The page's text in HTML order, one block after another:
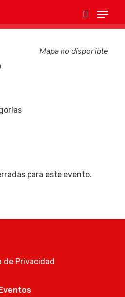
to close
Mapa no disponible
para este evento.
de Privacidad
Noticias